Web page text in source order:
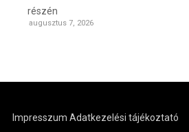
részén
augusztus 7, 2026
Impresszum Adatkezelési tájékoztató